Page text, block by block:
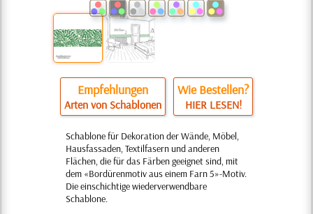
Empfehlungen
Arten von Schablonen
Wie Bestellen?
HIER LESEN!
Schablone für Dekoration der Wände, Möbel,
Hausfassaden, Textilfasern und anderen
Flächen, die für das Färben geeignet sind, mit
dem «Bordürenmotiv aus einem Farn 5»-Motiv.
Die einschichtige wiederverwendbare
Schablone.